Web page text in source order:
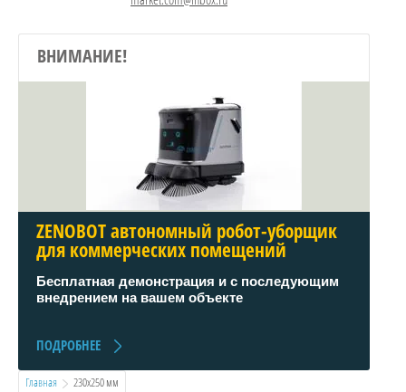
ВНИМАНИЕ!
ZENOBOT автономный робот-уборщик
для коммерческих помещений
Бесплатная демонстрация и с последующим
внедрением на вашем объекте
ПОДРОБНЕЕ
Главная
  230х250 мм